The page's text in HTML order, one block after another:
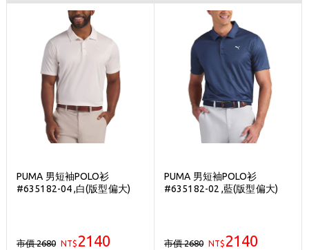
PUMA 男短袖POLO衫
#635182-04 ,白(版型偏大)
市價 2680 NT$ 2140
PUMA 男短袖POLO衫
#635182-02 ,藍(版型偏大)
市價 2680 NT$ 2140